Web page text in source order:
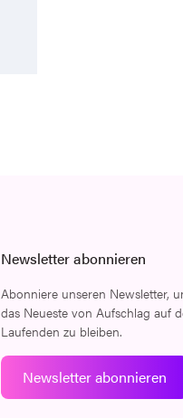
Newsletter abonnieren
Abonniere unseren Newsletter,
das Neueste von Aufschlag auf
Laufenden zu bleiben.
Newsletter abonnieren